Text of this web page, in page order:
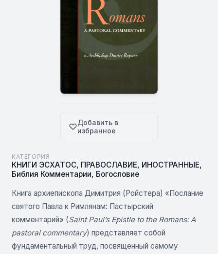
Добавить в
избранное
КАТЕГОРИЯ
КНИГИ ЭСХАТОС, ПРАВОСЛАВИЕ, ИНОСТРАННЫЕ,
Библия Комментарии, Богословие
Книга архиепископа Димитрия (Ройстера) «Послание
святого Павла к Римлянам: Пастырский
комментарий» (Saint Paul’s Epistle to the Romans: A
pastoral commentary) представляет собой
фундаментальный труд, посвященный самому